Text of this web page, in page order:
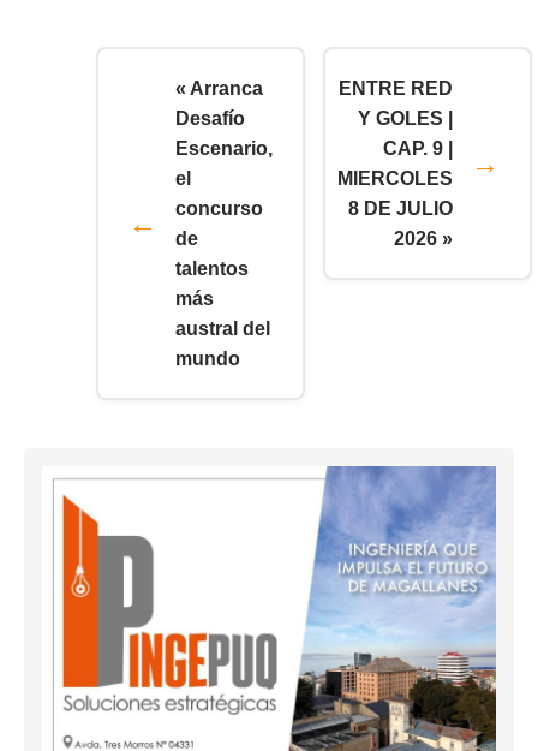
« Arranca
Desafío
Escenario,
el
concurso
de
talentos
más
austral del
mundo
ENTRE RED
Y GOLES |
CAP. 9 |
MIERCOLES
8 DE JULIO
2026 »